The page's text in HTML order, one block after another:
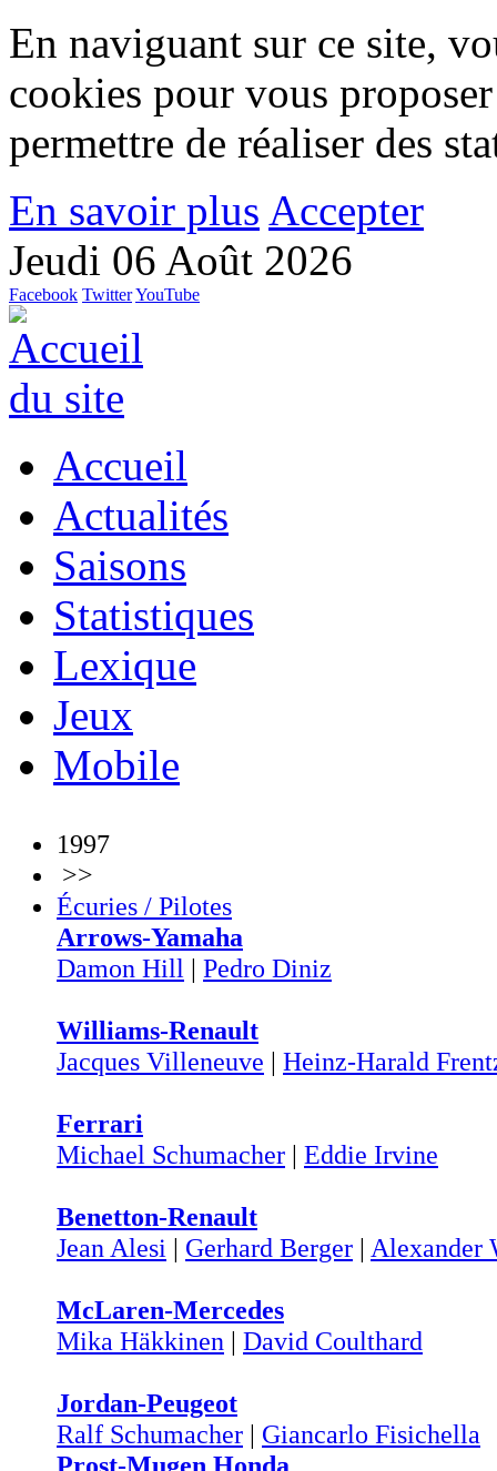
En naviguant sur ce site,
cookies pour vous
permettre de réaliser des
En savoir plus Accepter
Jeudi 06 Août 2026
Facebook TwitterYouTube
Accueil
Actualités
Saisons
Statistiques
Lexique
Jeux
Mobile
1997
>>
Écuries / Pilotes
Arrows-Yamaha
Damon Hill | Pedro Diniz
Williams-Renault
Jacques Villeneuve | Heinz-Harald
Ferrari
Michael Schumacher | Eddie Irvine
Benetton-Renault
Jean Alesi | Gerhard Berger | Alexander
McLaren-Mercedes
Mika Häkkinen | David Coulthard
Jordan-Peugeot
Ralf Schumacher | Giancarlo Fisichella
Prost-Mugen Honda